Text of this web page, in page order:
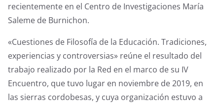
recientemente en el Centro de Investigaciones María
Saleme de Burnichon.
«Cuestiones de Filosofía de la Educación. Tradiciones,
experiencias y controversias» reúne el resultado del
trabajo realizado por la Red en el marco de su IV
Encuentro, que tuvo lugar en noviembre de 2019, en
las sierras cordobesas, y cuya organización estuvo a